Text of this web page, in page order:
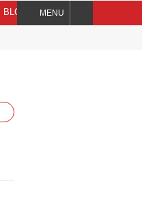
BLOG
Hľadaj
MENU